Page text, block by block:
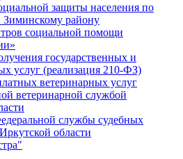
защиты населения по
Зиминскому району
социальной помощи
государственных и
услуг (реализация 210-ФЗ)
ветеринарных услуг
ветеринарной службой
службы судебных
области